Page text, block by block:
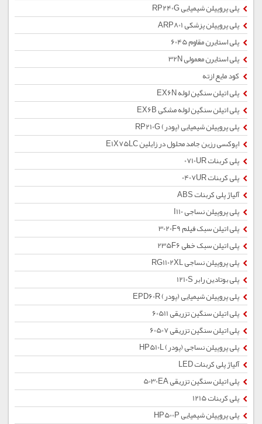
پلی پروپیلن شیمیایی RP240G
پلی پروپیلن پزشکی ARP801
پلی استایرن مقاوم 6045
پلی استایرن معمولی 32N
کود مایع ازته
پلی اتیلن سنگین لوله EX6N
پلی اتیلن سنگین لوله مشکی EX6B
پلی پروپیلن شیمیایی (پودر) RP210G
اپوکسی رزین جامد محلول در زایلین E1X75LC
پلی کربنات 0710UR
پلی کربنات 0407UR
آلیاژ پلی کربنات ABS
پلی پروپیلن نساجی I110
پلی اتیلن سبک فیلم 3020F9
پلی اتیلن سبک خطی 235F6
پلی پروپیلن نساجی RG1102XL
پلی بوتادین رابر 1210S
پلی پروپیلن شیمیایی (پودر) EPD60R
پلی اتیلن سنگین تزریقی 60511
پلی اتیلن سنگین تزریقی 60507
پلی پروپیلن نساجی (پودر) HP510L
آلیاژ پلی کربنات LED
پلی اتیلن سنگین تزریقی 5030EA
پلی کربنات 1215
پلی پروپیلن شیمیایی HP500P